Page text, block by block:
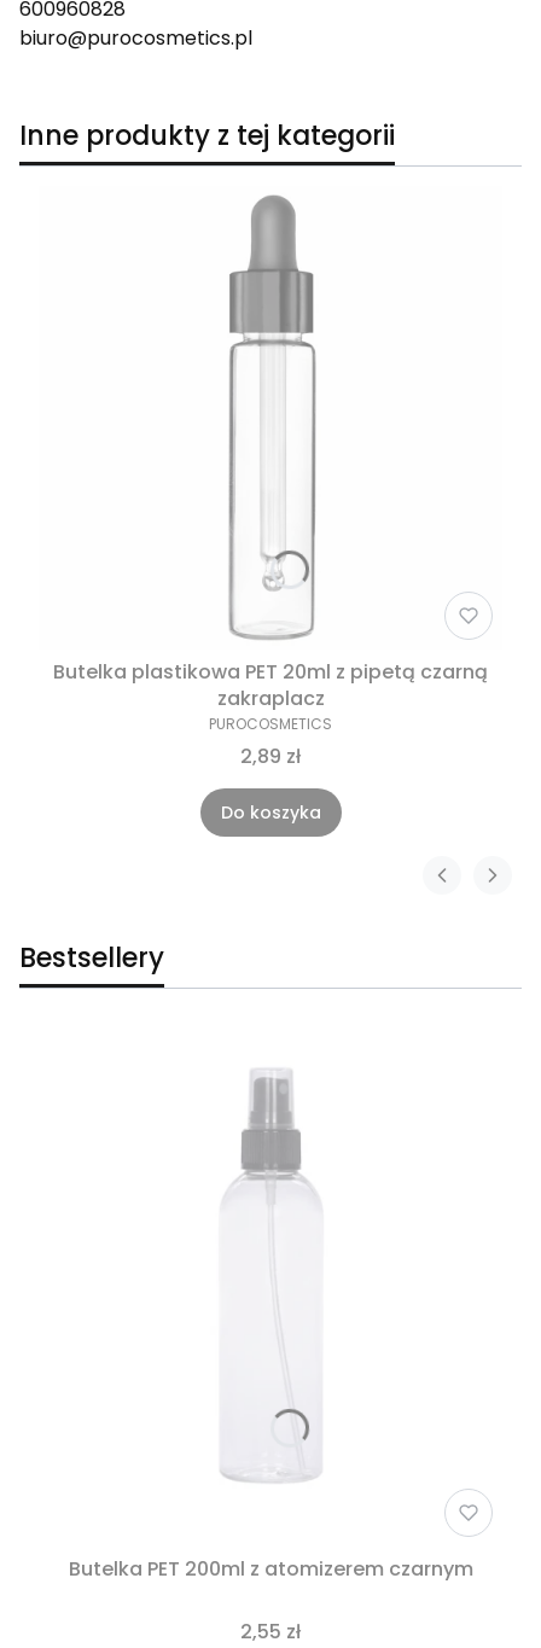
600960828
biuro@purocosmetics.pl
Inne produkty z tej kategorii
Butelka plastikowa PET 20ml z pipetą czarną
zakraplacz
PUROCOSMETICS
2,89 zł
Do koszyka
Bestsellery
Butelka PET 200ml z atomizerem czarnym
2,55 zł